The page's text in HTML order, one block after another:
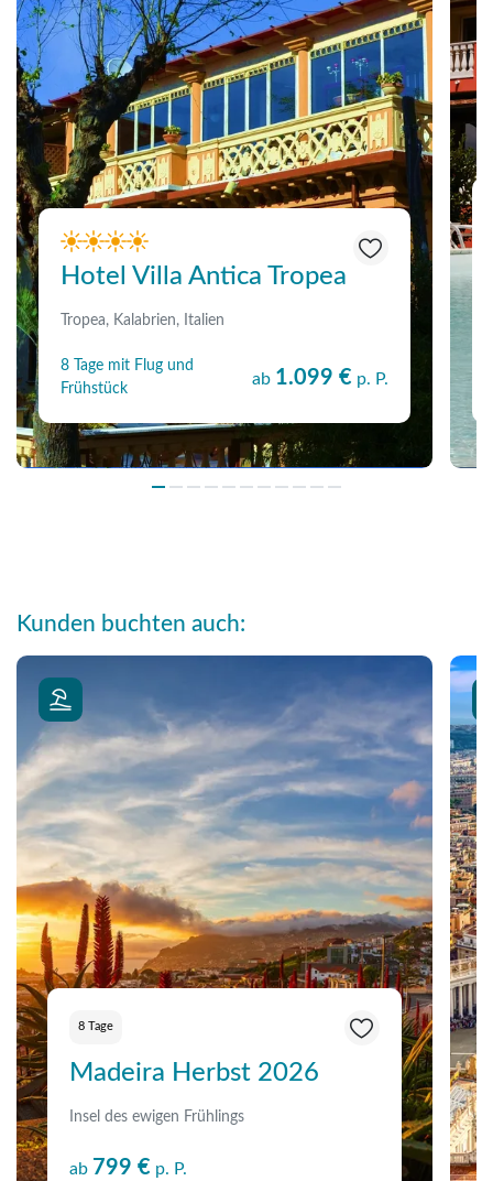
Hotel Villa Antica Tropea
Tropea, Kalabrien, Italien
8 Tage mit Flug und
Frühstück
ab 1.099 € p. P.
Kunden buchten auch:
8 Tage
Madeira Herbst 2026
Insel des ewigen Frühlings
ab 799 € p. P.